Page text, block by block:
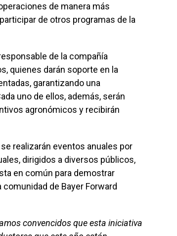
de manera más
de otros programas de la
de la compañía
quienes darán soporte en la
garantizando una
uno de ellos, además, serán
agronómicos y recibirán
realizarán eventos anuales por
dirigidos a diversos públicos,
en común para demostrar
de Bayer Forward
convencidos que esta iniciativa